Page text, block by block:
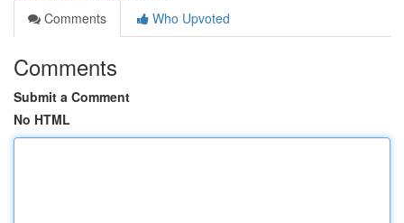
Comments
Who Upvoted
Comments
Submit a Comment
No HTML